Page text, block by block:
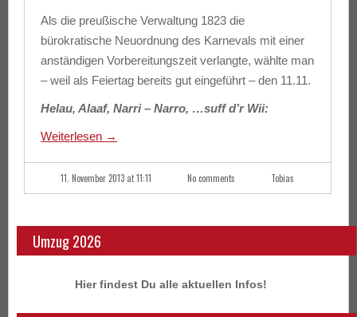
Als die preußische Verwaltung 1823 die
bürokratische Neuordnung des Karnevals mit einer
anständigen Vorbereitungszeit verlangte, wählte man
– weil als Feiertag bereits gut eingeführt – den 11.11.
Helau, Alaaf, Narri – Narro, …suff d’r Wii:
Weiterlesen →
11. November 2013 at 11:11 No comments Tobias
Umzug 2026
Hier findest Du alle aktuellen Infos!